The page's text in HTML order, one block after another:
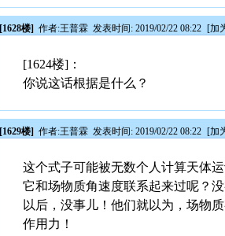
[1628楼] 作者:王普霖 发表时间: 2019/02/22 08:22 [加
[1624楼]：
你说这话根据是什么？
[1629楼] 作者:王普霖 发表时间: 2019/02/22 08:22 [加
这个式子可能被无数个人计算天体
它和场物质角速度联系起来过呢？
以后，没事儿！他们就以为，场物
作用力！